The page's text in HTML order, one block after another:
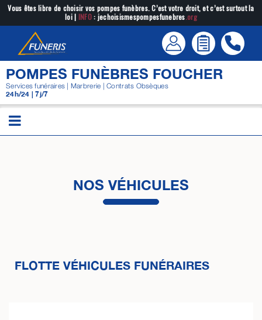
Passer
contenu
Vous êtes libre de choisir vos pompes funèbres. C’est votre droit, et c’est surtout la
loi | INFO: jechoisismespompesfunebres.org
POMPES FUNÈBRES FOUCHER
Services funéraires | Marbrerie | Contrats Obsèques
24h/24 | 7j/7
NOS VÉHICULES
FLOTTE VÉHICULES FUNÉRAIRES